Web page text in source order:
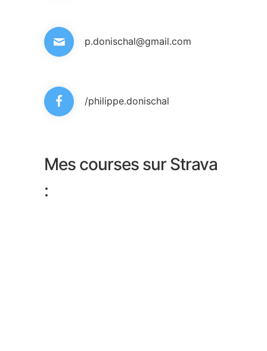
p.donischal@gmail.com
/philippe.donischal
Mes courses sur Strava
: